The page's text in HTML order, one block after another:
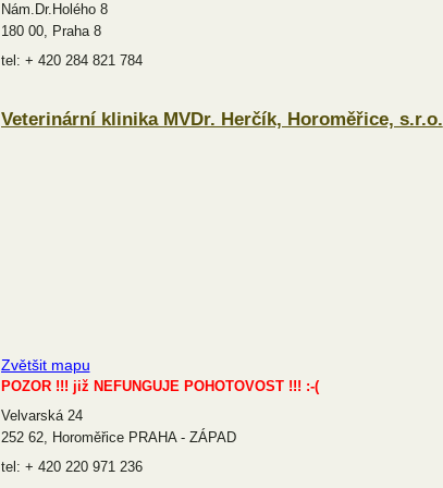
Nám.Dr.Holého 8
180 00, Praha 8
tel: + 420 284 821 784
Veterinární klinika MVDr. Herčík, Horoměřice, s.r.o.
Zvětšit mapu
POZOR !!! již NEFUNGUJE POHOTOVOST !!! :-(
Velvarská 24
252 62, Horoměřice PRAHA - ZÁPAD
tel: + 420 220 971 236